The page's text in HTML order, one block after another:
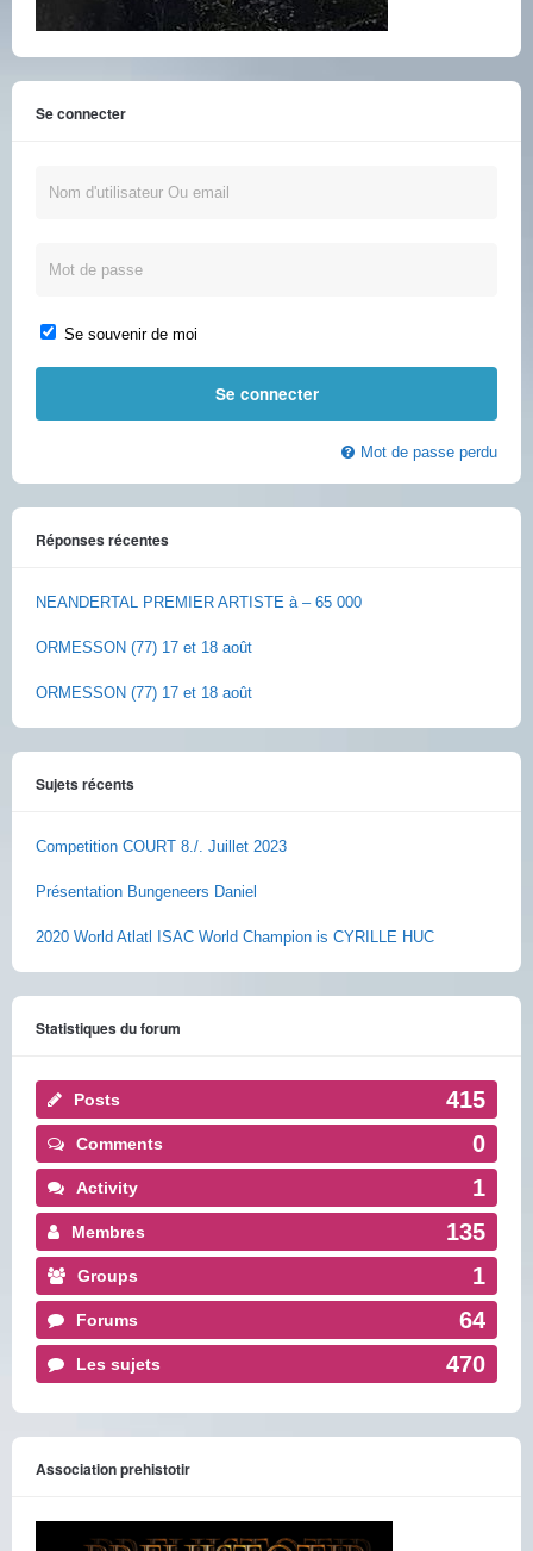
Se connecter
Se souvenir de moi
Mot de passe perdu
Réponses récentes
NEANDERTAL PREMIER ARTISTE à – 65 000
ORMESSON (77) 17 et 18 août
ORMESSON (77) 17 et 18 août
Sujets récents
Competition COURT 8./. Juillet 2023
Présentation Bungeneers Daniel
2020 World Atlatl ISAC World Champion is CYRILLE HUC
Statistiques du forum
Posts 415
Comments 0
Activity 1
Membres 135
Groups 1
Forums 64
Les sujets 470
Association prehistotir